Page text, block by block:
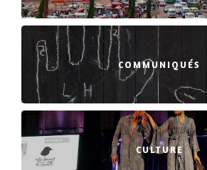
COMMUNIQUÉS
CULTURE